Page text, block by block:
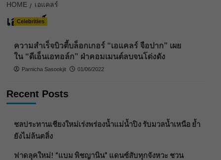
HOME เอแคลร์
เอแคลร์
Celebrities
ความสำเร็จบิวตี้บล็อกเกอร์ “เอแคลร์ จือปาก” เผย
ใน “ดีเอ็นเอทอล์ก” ฝ่าคอมเมนต์ลบจนโด่งดัง
Parnicha Sasookjit 01/06/2022
Recent Posts
ชลประทานเชียงใหม่เร่งพร่องน้ำแม่น้ำปิง รับมวลน้ำเหนือ ย้ำ
ยังไม่ล้นตลิ่ง
ฟาดลุคใหม่! “แบม พิชญานิน” แดนซ์สับทุกจังหวะ ชวน